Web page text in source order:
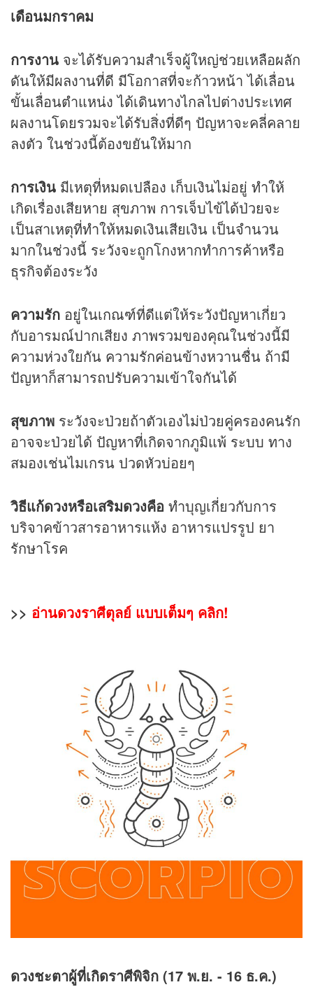
เดือนมกราคม
การงาน จะได้รับความสำเร็จผู้ใหญ่ช่วยเหลือผลัก
ดันให้มีผลงานที่ดี มีโอกาสที่จะก้าวหน้า ได้เลื่อน
ขั้นเลื่อนตำแหน่ง ได้เดินทางไกลไปต่างประเทศ
ผลงานโดยรวมจะได้รับสิ่งที่ดีๆ ปัญหาจะคลี่คลาย
ลงตัว ในช่วงนี้ต้องขยันให้มาก
การเงิน มีเหตุที่หมดเปลือง เก็บเงินไม่อยู่ ทำให้
เกิดเรื่องเสียหาย สุขภาพ การเจ็บไข้ได้ป่วยจะ
เป็นสาเหตุที่ทำให้หมดเงินเสียเงิน เป็นจำนวน
มากในช่วงนี้ ระวังจะถูกโกงหากทำการค้าหรือ
ธุรกิจต้องระวัง
ความรัก อยู่ในเกณฑ์ที่ดีแต่ให้ระวังปัญหาเกี่ยว
กับอารมณ์ปากเสียง ภาพรวมของคุณในช่วงนี้มี
ความห่วงใยกัน ความรักค่อนข้างหวานชื่น ถ้ามี
ปัญหาก็สามารถปรับความเข้าใจกันได้
สุขภาพ ระวังจะป่วยถ้าตัวเองไม่ป่วยคู่ครองคนรัก
อาจจะป่วยได้ ปัญหาที่เกิดจากภูมิแพ้ ระบบ ทาง
สมองเช่นไมเกรน ปวดหัวบ่อยๆ
วิธีแก้ดวงหรือเสริมดวงคือ ทำบุญเกี่ยวกับการ
บริจาคข้าวสารอาหารแห้ง อาหารแปรรูป ยา
รักษาโรค
>> อ่านดวงราศีตุลย์ แบบเต็มๆ คลิก!
ดวงชะตาผู้ที่เกิดราศีพิจิก (17 พ.ย. - 16 ธ.ค.)